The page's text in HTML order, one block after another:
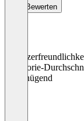
Bewerten
Kategorie-
Ungenügend